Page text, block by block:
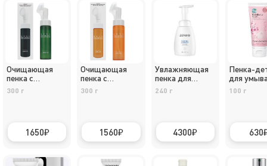
Очищающая
пенка с
пантенолом,
200мл,
300 г
1650
Очищающая
пенка с
центеллой
азиатской,
300 г
1560
Увлажняющая
пенка для
умывания
ZEROID
240 г
4300
Пенка-
для
сакурой
100 г
630